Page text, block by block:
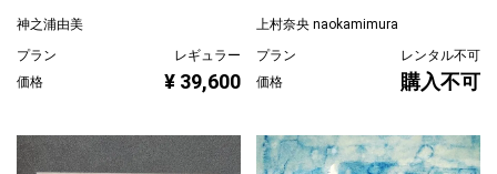
神之浦由美
プラン
レギュラー
価格
¥ 39,600
上村奈央 naokamimura
プラン
レンタル不可
価格
購入不可